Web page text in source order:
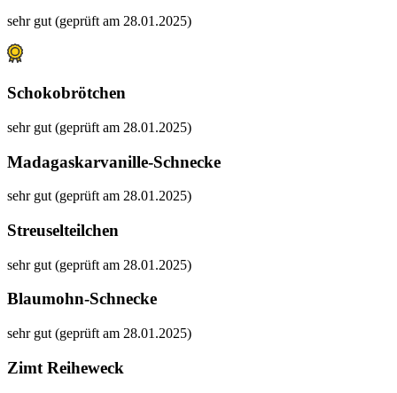
sehr gut (geprüft am 28.01.2025)
Schokobrötchen
sehr gut (geprüft am 28.01.2025)
Madagaskarvanille-Schnecke
sehr gut (geprüft am 28.01.2025)
Streuselteilchen
sehr gut (geprüft am 28.01.2025)
Blaumohn-Schnecke
sehr gut (geprüft am 28.01.2025)
Zimt Reiheweck